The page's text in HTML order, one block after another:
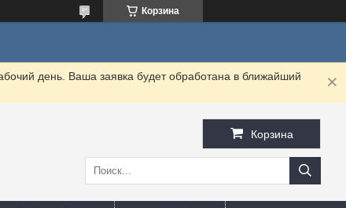
Корзина
день. Ваша заявка будет обработана в ближайший
Корзина